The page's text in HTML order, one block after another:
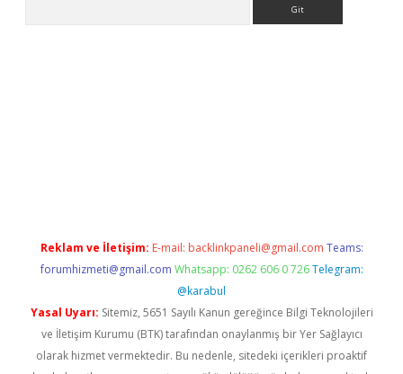
Reklam ve İletişim: E-mail: backlinkpaneli@gmail.com Teams:
forumhizmeti@gmail.com Whatsapp: 0262 606 0 726 Telegram:
@karabul
Yasal Uyarı: Sitemiz, 5651 Sayılı Kanun gereğince Bilgi Teknolojileri
ve İletişim Kurumu (BTK) tarafından onaylanmış bir Yer Sağlayıcı
olarak hizmet vermektedir. Bu nedenle, sitedeki içerikleri proaktif